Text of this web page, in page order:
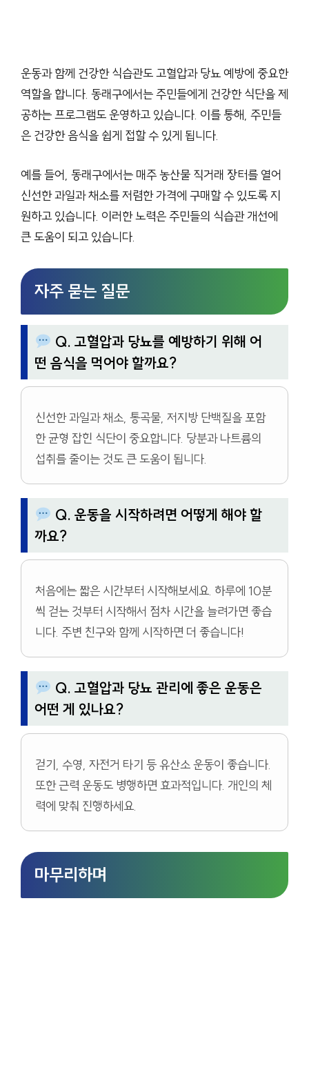
운동과 함께 건강한 식습관도 고혈압과 당뇨 예방에 중요한
역할을 합니다. 동래구에서는 주민들에게 건강한 식단을 제
공하는 프로그램도 운영하고 있습니다. 이를 통해, 주민들
은 건강한 음식을 쉽게 접할 수 있게 됩니다.
예를 들어, 동래구에서는 매주 농산물 직거래 장터를 열어
신선한 과일과 채소를 저렴한 가격에 구매할 수 있도록 지
원하고 있습니다. 이러한 노력은 주민들의 식습관 개선에
큰 도움이 되고 있습니다.
자주 묻는 질문
Q. 고혈압과 당뇨를 예방하기 위해 어
떤 음식을 먹어야 할까요?
신선한 과일과 채소, 통곡물, 저지방 단백질을 포함
한 균형 잡힌 식단이 중요합니다. 당분과 나트륨의
섭취를 줄이는 것도 큰 도움이 됩니다.
Q. 운동을 시작하려면 어떻게 해야 할
까요?
처음에는 짧은 시간부터 시작해보세요. 하루에 10분
씩 걷는 것부터 시작해서 점차 시간을 늘려가면 좋습
니다. 주변 친구와 함께 시작하면 더 좋습니다!
Q. 고혈압과 당뇨 관리에 좋은 운동은
어떤 게 있나요?
걷기, 수영, 자전거 타기 등 유산소 운동이 좋습니다.
또한 근력 운동도 병행하면 효과적입니다. 개인의 체
력에 맞춰 진행하세요.
마무리하며